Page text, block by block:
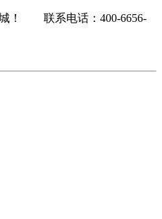
城！ 联系电话：400-6656-